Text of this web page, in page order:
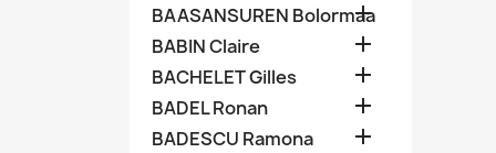
BAASANSUREN Bolormaa

BABIN Claire 
BACHELET Gilles 
BADEL Ronan 
BADESCU Ramona 